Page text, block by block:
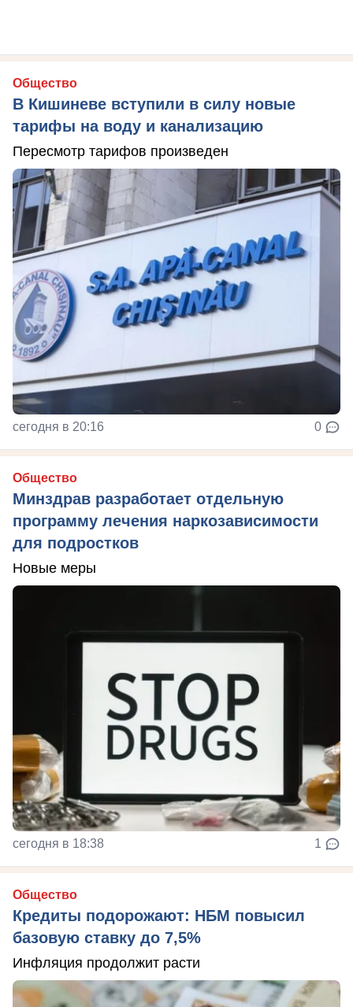
Общество
В Кишиневе вступили в силу новые
тарифы на воду и канализацию
Пересмотр тарифов произведен
сегодня в 20:16 0
Общество
Минздрав разработает отдельную
программу лечения наркозависимости
для подростков
Новые меры
сегодня в 18:38 1
Общество
Кредиты подорожают: НБМ повысил
базовую ставку до 7,5%
Инфляция продолжит расти